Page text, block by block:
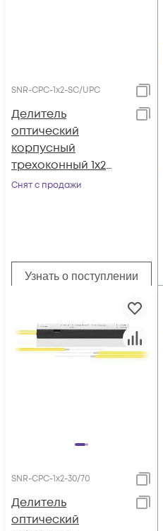
SNR-CPC-1x2-SC/UPC
Делитель
оптический
корпусный
трехоконный 1х2
SC/UPC
Снят с продажи
Узнать о поступлении
SNR-CPС-1x2-30/70
Делитель
оптический